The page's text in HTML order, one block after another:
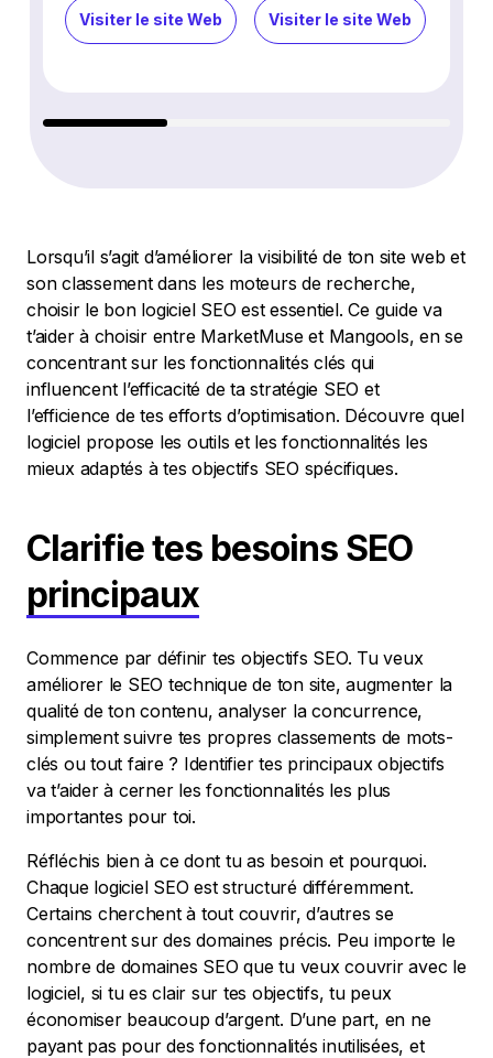
Visiter le site Web Visiter le site Web
Lorsqu’il s’agit d’améliorer la visibilité de ton site web et
son classement dans les moteurs de recherche,
choisir le bon logiciel SEO est essentiel. Ce guide va
t’aider à choisir entre MarketMuse et Mangools, en se
concentrant sur les fonctionnalités clés qui
influencent l’efficacité de ta stratégie SEO et
l’efficience de tes efforts d’optimisation. Découvre quel
logiciel propose les outils et les fonctionnalités les
mieux adaptés à tes objectifs SEO spécifiques.
Clarifie tes besoins SEO
principaux
Commence par définir tes objectifs SEO. Tu veux
améliorer le SEO technique de ton site, augmenter la
qualité de ton contenu, analyser la concurrence,
simplement suivre tes propres classements de mots-
clés ou tout faire ? Identifier tes principaux objectifs
va t’aider à cerner les fonctionnalités les plus
importantes pour toi.
Réfléchis bien à ce dont tu as besoin et pourquoi.
Chaque logiciel SEO est structuré différemment.
Certains cherchent à tout couvrir, d’autres se
concentrent sur des domaines précis. Peu importe le
nombre de domaines SEO que tu veux couvrir avec le
logiciel, si tu es clair sur tes objectifs, tu peux
économiser beaucoup d’argent. D’une part, en ne
payant pas pour des fonctionnalités inutilisées, et